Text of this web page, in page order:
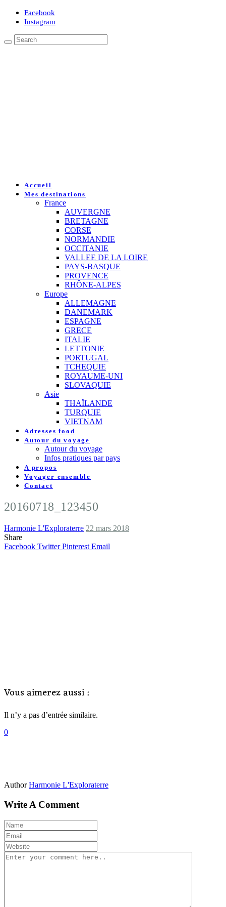
Facebook
Instagram
Accueil
Mes destinations
France
AUVERGNE
BRETAGNE
CORSE
NORMANDIE
OCCITANIE
VALLEE DE LA LOIRE
PAYS-BASQUE
PROVENCE
RHÔNE-ALPES
Europe
ALLEMAGNE
DANEMARK
ESPAGNE
GRECE
ITALIE
LETTONIE
PORTUGAL
TCHEQUIE
ROYAUME-UNI
SLOVAQUIE
Asie
THAÏLANDE
TURQUIE
VIETNAM
Adresses food
Autour du voyage
Autour du voyage
Infos pratiques par pays
A propos
Voyager ensemble
Contact
20160718_123450
Harmonie L'Exploraterre 22 mars 2018
Share
Facebook Twitter Pinterest Email
Vous aimerez aussi :
Il n’y a pas d’entrée similaire.
0
Author Harmonie L'Exploraterre
Write A Comment